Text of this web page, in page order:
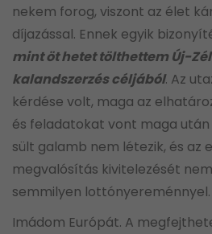
nekem forog, viszont az élet
díjazással. Ennek egyik
mint öt hetet tölthettem Új-
kalandszerzés céljából. Az
kérdése volt, maga az
és feladatokat vont maga
sült galamb nem létezik, és az
megvalósítás kivitelezését
semmilyen lottónyereménnyel.
Imádom Európát. A